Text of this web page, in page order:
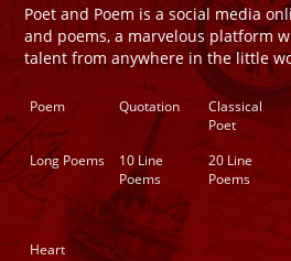
Poet and Poem is a social media
and poems, a marvelous platform
talent from anywhere in the little
Poem Quotation
Classical
Poet
Long Poems
10 Line
Poems
20 Line
Poems
Heart